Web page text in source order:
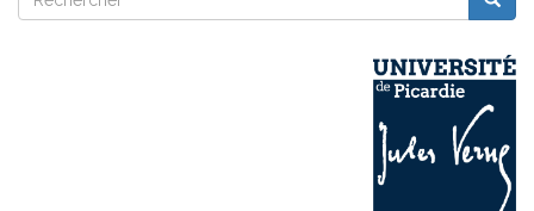
Rechercher